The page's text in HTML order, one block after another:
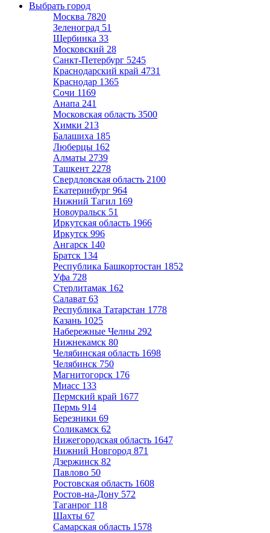
Выбрать город
Москва 7820
Зеленоград 51
Щербинка 33
Московский 28
Санкт-Петербург 5245
Краснодарский край 4731
Краснодар 1365
Сочи 1169
Анапа 241
Московская область 3500
Химки 213
Балашиха 185
Люберцы 162
Алматы 2739
Ташкент 2278
Свердловская область 2100
Екатеринбург 964
Нижний Тагил 169
Новоуральск 51
Иркутская область 1966
Иркутск 996
Ангарск 140
Братск 134
Республика Башкортостан 1852
Уфа 728
Стерлитамак 162
Салават 63
Республика Татарстан 1778
Казань 1025
Набережные Челны 292
Нижнекамск 80
Челябинская область 1698
Челябинск 750
Магнитогорск 176
Миасс 133
Пермский край 1677
Пермь 914
Березники 69
Соликамск 62
Нижегородская область 1647
Нижний Новгород 871
Дзержинск 82
Павлово 50
Ростовская область 1608
Ростов-на-Дону 572
Таганрог 118
Шахты 67
Самарская область 1578